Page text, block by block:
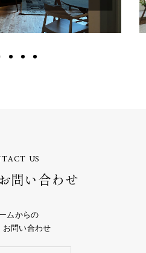
US
問い合わせ
ムからの
お問い合わせ